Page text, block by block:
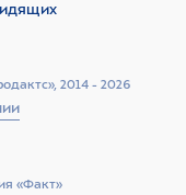
2014 - 2026
«Факт»